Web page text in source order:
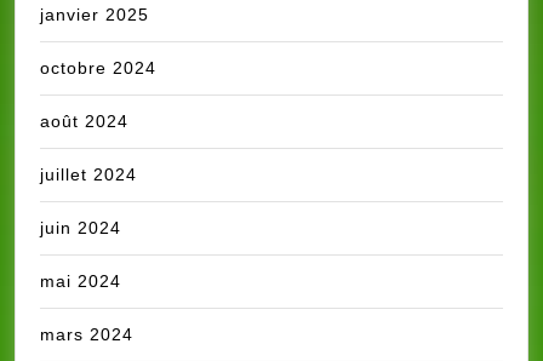
janvier 2025
octobre 2024
août 2024
juillet 2024
juin 2024
mai 2024
mars 2024